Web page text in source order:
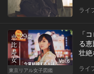
ライ
Vol.6
東京リアル女子図鑑
「
る
壮絶
ライ